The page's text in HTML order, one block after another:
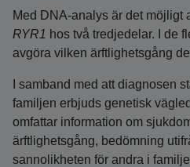
Med DNA-analys är det möjligt
RYR1 hos två tredjedelar. I de
avgöra vilken ärftlighetsgång
I samband med att diagnosen
familjen erbjuds genetisk
omfattar information om
ärftlighetsgång, bedömning
sannolikheten för andra i